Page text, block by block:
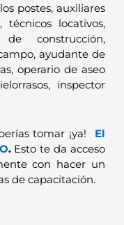
postes, auxiliares
locativos,
construcción,
ayudante de
operario de aseo
inspector
tomar ¡ya! El
.Esto te da acceso
con hacer un
de capacitación.